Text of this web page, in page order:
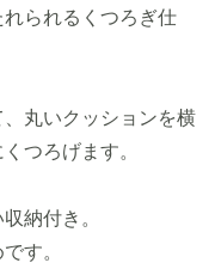
られるくつろぎ仕
丸いクッションを横
つろげます。
納付き。
す。